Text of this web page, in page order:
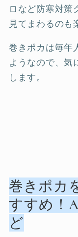
ロなど防寒対策
見てまわるのも
巻きポカは毎年
ようなので、気
します。
巻きポカ
すすめ！
ど